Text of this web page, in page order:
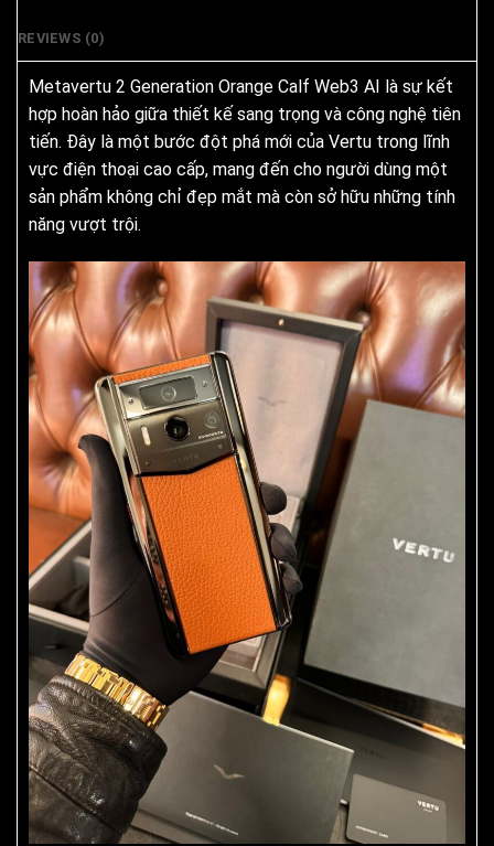
REVIEWS (0)
Metavertu 2 Generation Orange Calf Web3 AI là sự kết
hợp hoàn hảo giữa thiết kế sang trọng và công nghệ tiên
tiến. Đây là một bước đột phá mới của Vertu trong lĩnh
vực điện thoại cao cấp, mang đến cho người dùng một
sản phẩm không chỉ đẹp mắt mà còn sở hữu những tính
năng vượt trội.